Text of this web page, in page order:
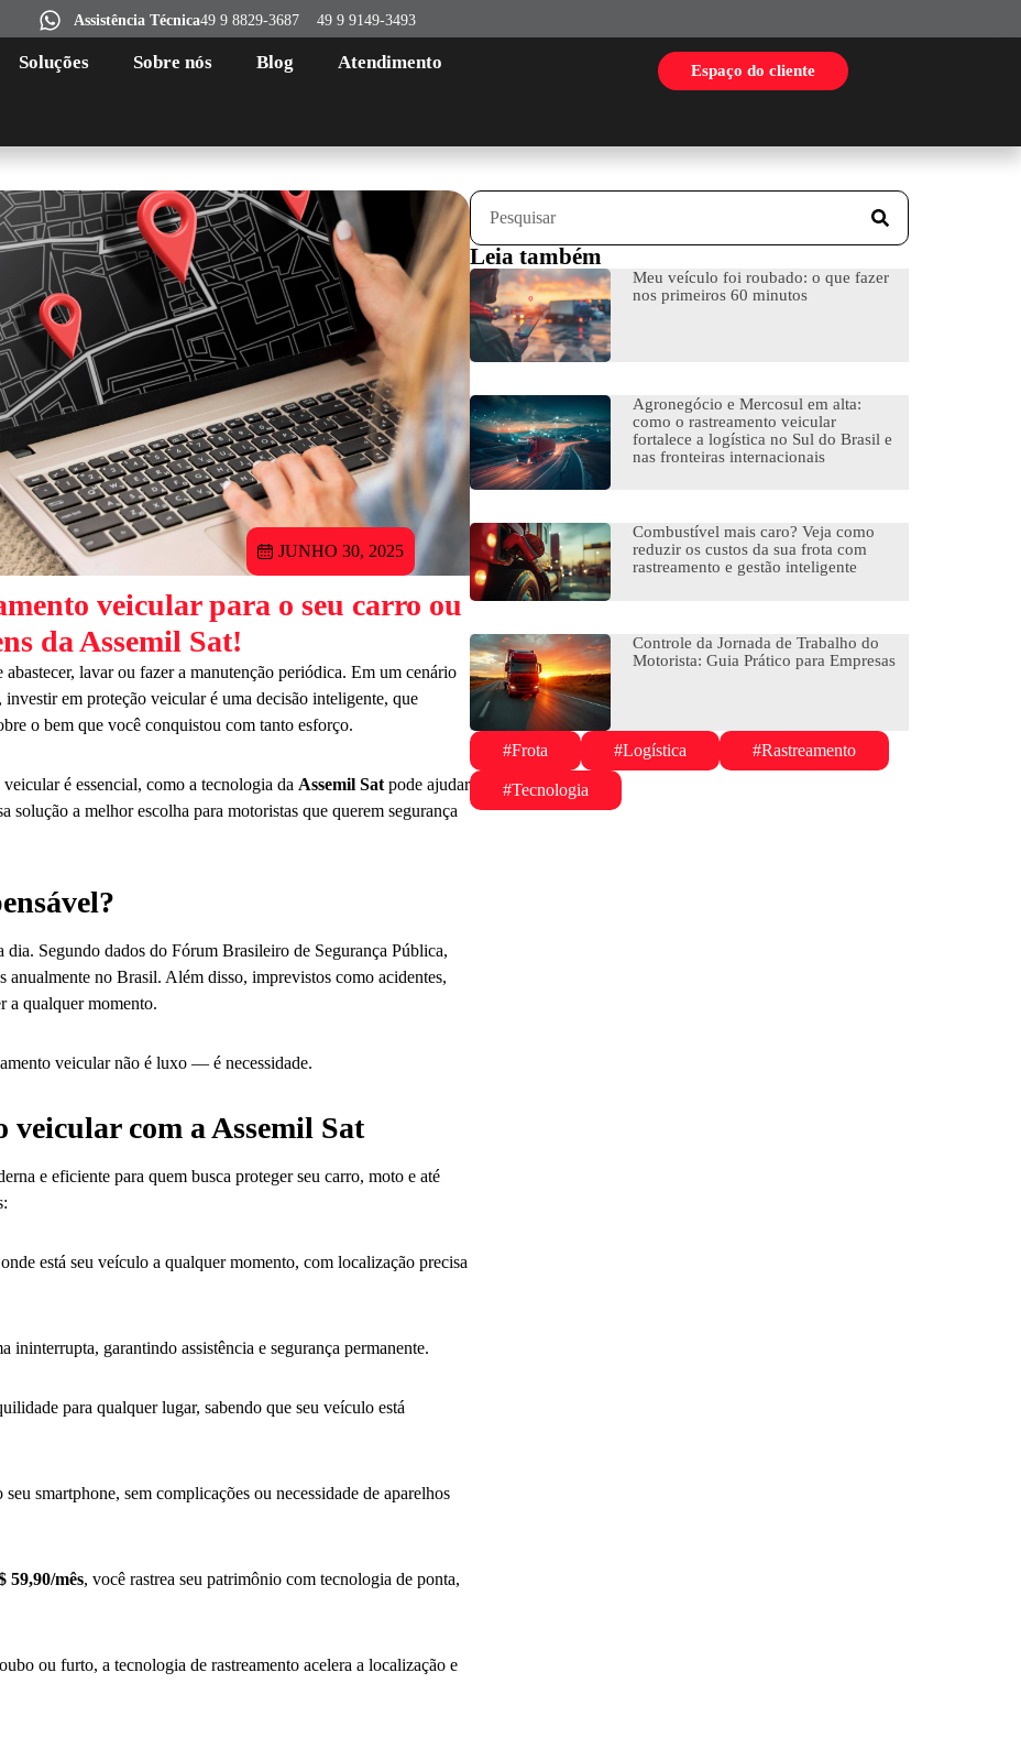
Assistência Técnica49 9 8829-3687 49 9 9149-3493
Soluções Sobre nós Blog Atendimento Espaço do cliente
JUNHO 30, 2025
veicular para o seu carro ou
da Assemil Sat!
lavar ou fazer a manutenção periódica. Em um cenário
em proteção veicular é uma decisão inteligente, que
o bem que você conquistou com tanto esforço.
é essencial, como a tecnologia da Assemil Sat pode ajudar
solução a melhor escolha para motoristas que querem segurança
dia. Segundo dados do Fórum Brasileiro de Segurança Pública,
anualmente no Brasil. Além disso, imprevistos como acidentes,
a qualquer momento.
veicular não é luxo — é necessidade.
veicular com a Assemil Sat
e eficiente para quem busca proteger seu carro, moto e até
está seu veículo a qualquer momento, com localização precisa
ininterrupta, garantindo assistência e segurança permanente.
para qualquer lugar, sabendo que seu veículo está
smartphone, sem complicações ou necessidade de aparelhos
59,90/mês, você rastrea seu patrimônio com tecnologia de ponta,
ou furto, a tecnologia de rastreamento acelera a localização e
Leia também
Meu veículo foi roubado: o que fazer
nos primeiros 60 minutos
Agronegócio e Mercosul em alta:
como o rastreamento veicular
fortalece a logística no Sul do Brasil e
nas fronteiras internacionais
Combustível mais caro? Veja como
reduzir os custos da sua frota com
rastreamento e gestão inteligente
Controle da Jornada de Trabalho do
Motorista: Guia Prático para Empresas
#Frota #Logística #Rastreamento
#Tecnologia